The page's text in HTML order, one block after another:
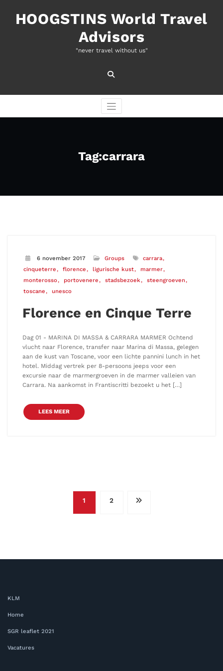
inhoudHOOGSTINS World Travel
Advisors
"never travel without us"
Tag:carrara
6 november 2017 Groups
carrara
cinqueterre
florence ligurische kust
marmer
monterosso
portovenere stadsbezoek
steengroeven
toscane
unesco
Florence en Cinque Terre
Dag 01 - MARINA DI MASSA & CARRARA MARMER Ochtend
vlucht naar Florence, transfer naar Marina di Massa, gelegen
aan de kust van Toscane, voor een lichte pannini lunch in het
hotel. Middag vertrek per 8-persoons jeeps voor een
excursie naar de marmergroeven in de marmer valleien van
Carrara. Na aankomst in Frantiscritti bezoekt u het […]
LEES MEER
Berichtnavigatie
1 2
KLM
Home
SGR leaflet 2021
Vacatures